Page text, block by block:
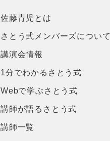
佐藤青児とは
さとう式メンバーズについて
講演会情報
1分でわかるさとう式
Webで学ぶさとう式
講師が語るさとう式
講師一覧